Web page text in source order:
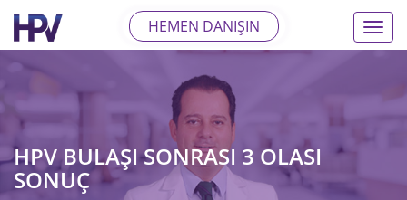
HEMEN DANIŞIN
HPV BULAŞI SONRASI 3 OLASI
SONUÇ